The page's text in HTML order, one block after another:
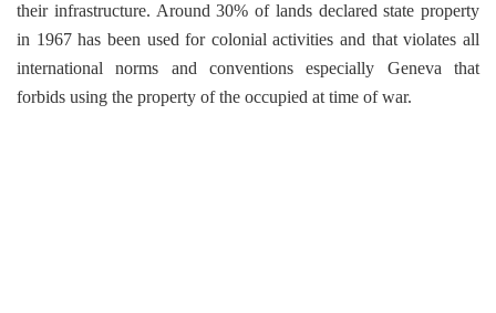
their infrastructure. Around 30% of lands declared state property
in 1967 has been used for colonial activities and that violates all
international norms and conventions especially Geneva that
forbids using the property of the occupied at time of war.